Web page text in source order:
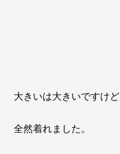
大きいは大きいですけど
全然着れました。